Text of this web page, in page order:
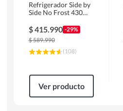
Refrigerador Side by
Side No Frost 430
MAS430B
$415.990 -29%
$589.990
(108)
Ver producto